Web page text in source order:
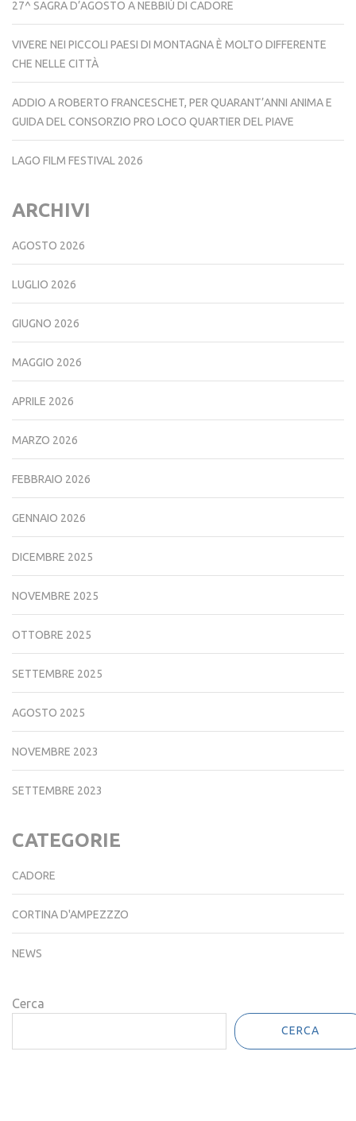
27^ SAGRA D’AGOSTO A NEBBIÙ DI CADORE
VIVERE NEI PICCOLI PAESI DI MONTAGNA È MOLTO DIFFERENTE
CHE NELLE CITTÀ
ADDIO A ROBERTO FRANCESCHET, PER QUARANT’ANNI ANIMA E
GUIDA DEL CONSORZIO PRO LOCO QUARTIER DEL PIAVE
LAGO FILM FESTIVAL 2026
ARCHIVI
AGOSTO 2026
LUGLIO 2026
GIUGNO 2026
MAGGIO 2026
APRILE 2026
MARZO 2026
FEBBRAIO 2026
GENNAIO 2026
DICEMBRE 2025
NOVEMBRE 2025
OTTOBRE 2025
SETTEMBRE 2025
AGOSTO 2025
NOVEMBRE 2023
SETTEMBRE 2023
CATEGORIE
CADORE
CORTINA D'AMPEZZZO
NEWS
Cerca
CERCA